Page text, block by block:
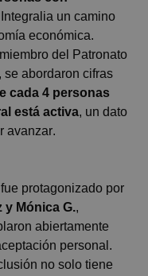
Integralia un camino
económica.
del Patronato
abordaron cifras
cada 4 personas
está activa, un dato
avanzar.
protagonizado por
y Mónica G.,
abiertamente
personal.
no solo tiene